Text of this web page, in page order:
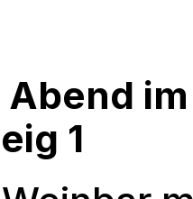
im
1